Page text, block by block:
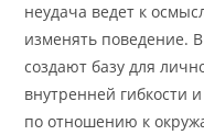
неудача ведет к
изменять поведение.
создают базу для
внутренней гибкости
по отношению к